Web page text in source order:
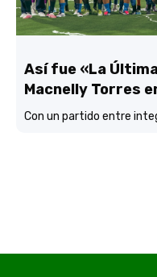
Así fue «La
Macnelly Torres